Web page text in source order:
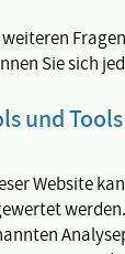
Sie sich
und
Website